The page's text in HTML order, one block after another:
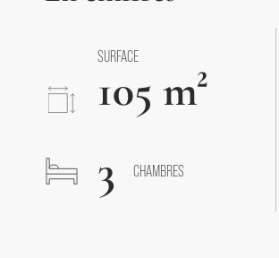
SURFACE
105 m²
3 CHAMBRES